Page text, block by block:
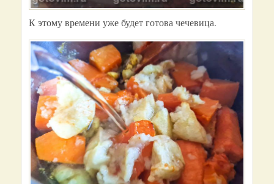
К этому времени уже будет готова чечевица.